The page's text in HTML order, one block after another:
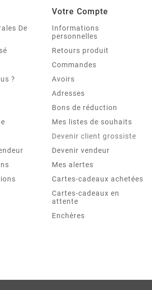
De
?
Votre Compte
Informations
personnelles
Retours produit
Commandes
Avoirs
Adresses
Bons de réduction
Mes listes de souhaits
Devenir client grossiste
Devenir vendeur
Mes alertes
Cartes-cadeaux achetées
Cartes-cadeaux en
attente
Enchères